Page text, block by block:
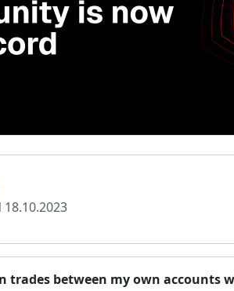
18.10.2023
trades between my own accounts